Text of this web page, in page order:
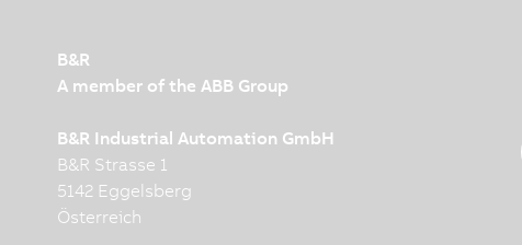
B&R
A member of the ABB Group
B&R Industrial Automation GmbH
B&R Strasse 1
5142 Eggelsberg
Österreich